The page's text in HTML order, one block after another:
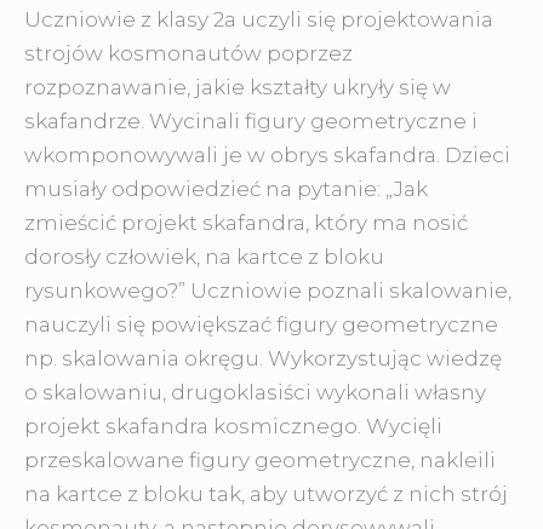
Uczniowie z klasy 2a uczyli się projektowania
strojów kosmonautów poprzez
rozpoznawanie, jakie kształty ukryły się w
skafandrze. Wycinali figury geometryczne i
wkomponowywali je w obrys skafandra. Dzieci
musiały odpowiedzieć na pytanie: „Jak
zmieścić projekt skafandra, który ma nosić
dorosły człowiek, na kartce z bloku
rysunkowego?” Uczniowie poznali skalowanie,
nauczyli się powiększać figury geometryczne
np. skalowania okręgu. Wykorzystując wiedzę
o skalowaniu, drugoklasiści wykonali własny
projekt skafandra kosmicznego. Wycięli
przeskalowane figury geometryczne, nakleili
na kartce z bloku tak, aby utworzyć z nich strój